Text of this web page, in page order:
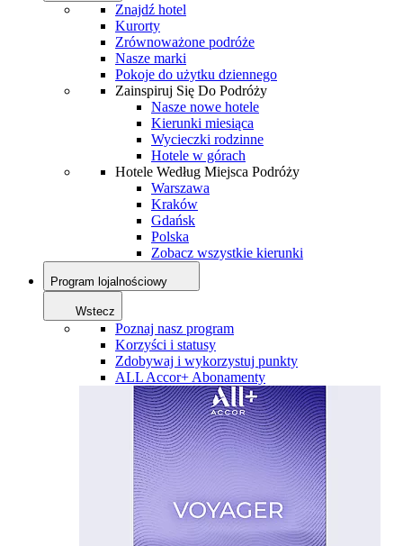
Znajdź hotel
Kurorty
Zrównoważone podróże
Nasze marki
Pokoje do użytku dziennego
Zainspiruj Się Do Podróży
Nasze nowe hotele
Kierunki miesiąca
Wycieczki rodzinne
Hotele w górach
Hotele Według Miejsca Podróży
Warszawa
Kraków
Gdańsk
Polska
Zobacz wszystkie kierunki
Program lojalnościowy
Wstecz
Poznaj nasz program
Korzyści i statusy
Zdobywaj i wykorzystuj punkty
ALL Accor+ Abonamenty